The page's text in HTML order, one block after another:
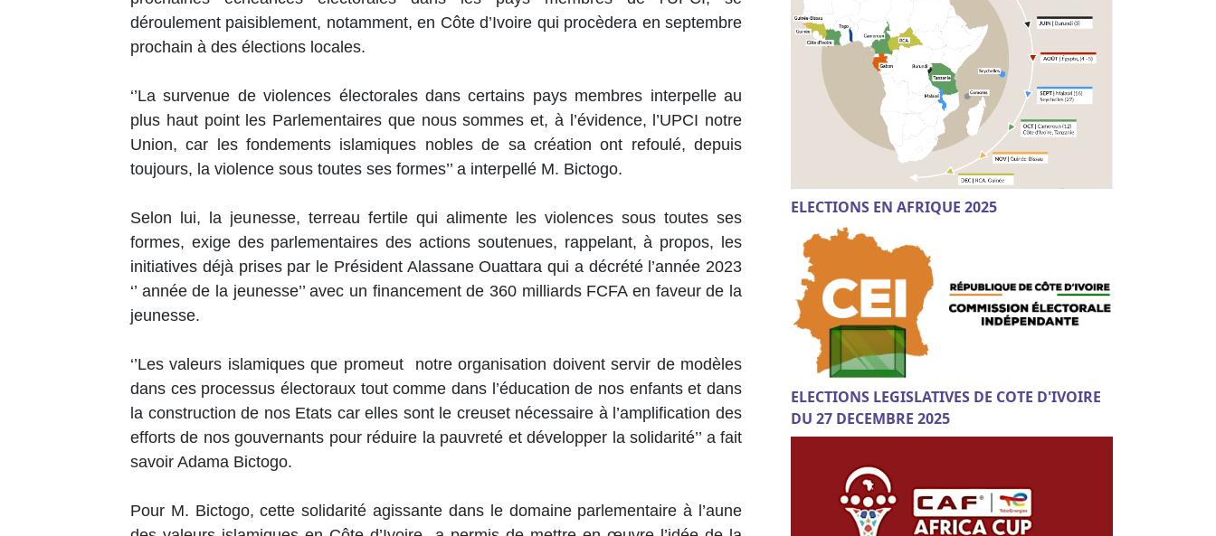
déroulement paisiblement, notamment, en Côte d’Ivoire qui procèdera en septembre
prochain à des élections locales.
‘’La survenue de violences électorales dans certains pays membres interpelle au
plus haut point les Parlementaires que nous sommes et, à l’évidence, l’UPCI notre
Union, car les fondements islamiques nobles de sa création ont refoulé, depuis
toujours, la violence sous toutes ses formes’’ a interpellé M. Bictogo.
Selon lui, la jeunesse, terreau fertile qui alimente les violences sous toutes ses
formes, exige des parlementaires des actions soutenues, rappelant, à propos, les
initiatives déjà prises par le Président Alassane Ouattara qui a décrété l’année 2023
‘’ année de la jeunesse’’ avec un financement de 360 milliards FCFA en faveur de la
jeunesse.
‘’Les valeurs islamiques que promeut notre organisation doivent servir de modèles
dans ces processus électoraux tout comme dans l’éducation de nos enfants et dans
la construction de nos Etats car elles sont le creuset nécessaire à l’amplification des
efforts de nos gouvernants pour réduire la pauvreté et développer la solidarité’’ a fait
savoir Adama Bictogo.
Pour M. Bictogo, cette solidarité agissante dans le domaine parlementaire à l’aune
ELECTIONS EN AFRIQUE 2025
ELECTIONS LEGISLATIVES DE COTE D'IVOIRE
DU 27 DECEMBRE 2025